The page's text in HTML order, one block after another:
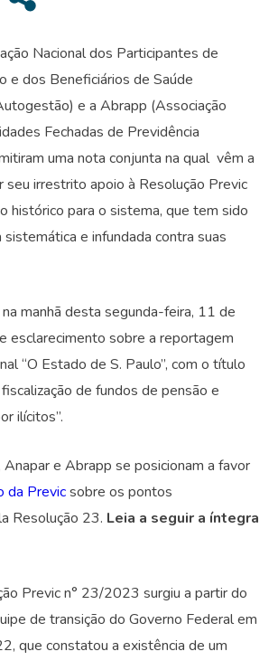
Nacional dos Participantes de
e dos Beneficiários de Saúde
e a Abrapp (Associação
Fechadas de Previdência
uma nota conjunta na qual vêm a
seu irrestrito apoio à Resolução Previc
histórico para o sistema, que tem sido
sistemática e infundada contra suas
manhã desta segunda-feira, 11 de
esclarecimento sobre a reportagem
“O Estado de S. Paulo”, com o título
de fundos de pensão e
ilícitos”.
Anapar e Abrapp se posicionam a favor
da Previcsobre os pontos
Resolução 23. Leia a seguir a íntegra
n° 23/2023 surgiu a partir do
de transição do Governo Federal em
que constatou a existência de um